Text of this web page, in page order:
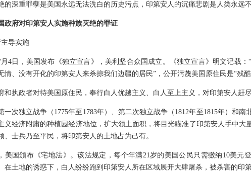
的深重罪孽是美国永远无法洗白的历史污点，印第安人的沉痛悲剧是人类永远
政府对印第安人实施种族灭绝的罪证
导实施
月4日，美国发布《独立宣言》，美利坚合众国成立。《独立宣言》明文记载
情、没有开化的印第安人来杀掠我们边疆的居民”，公开污蔑美国原住民是“残酷
和执政者对待美国原住民，奉行白人优越主义、白人至上主义，对印第安人赶
一次独立战争（1775年至1783年）、第二次独立战争（1812年至1815年）和
义经济附庸的种植园经济地位，扩大领土面积，将目光瞄准了印第安人手中
、士兵乃至平民，将印第安人的土地占为己有。
美国颁布《宅地法》。该法规定，每个年满21岁的美国公民只需缴纳10美元
在土地的诱惑下，白人纷纷跑到印第安人所在区域展开大肆屠杀，被杀害的印第